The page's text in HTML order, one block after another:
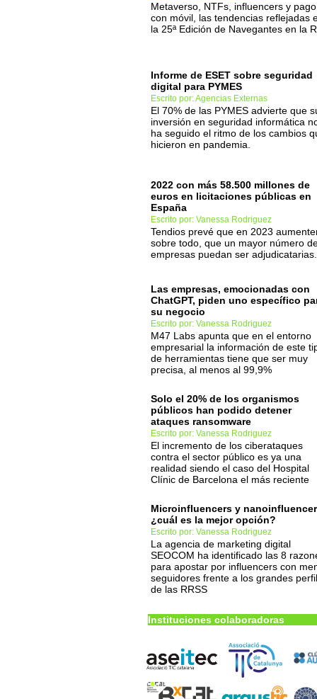
Metaverso, NTFs, influencers y pago
con móvil, las tendencias reflejadas
la 25ª Edición de Navegantes en la
Informe de ESET sobre seguridad
digital para PYMES
Escrito por: Agencias Externas
El 70% de las PYMES advierte que
inversión en seguridad informática
ha seguido el ritmo de los cambios
hicieron en pandemia.
2022 con más 58.500 millones de
euros en licitaciones públicas en
España
Escrito por: Vanessa Rodriguez
Tendios prevé que en 2023
sobre todo, que un mayor número
empresas puedan ser adjudicatarias.
Las empresas, emocionadas con
ChatGPT, piden uno específico
su negocio
Escrito por: Vanessa Rodriguez
M47 Labs apunta que en el entorno
empresarial la información de este
de herramientas tiene que ser muy
precisa, al menos al 99,9%
Solo el 20% de los organismos
públicos han podido detener
ataques ransomware
Escrito por: Vanessa Rodriguez
El incremento de los ciberataques
contra el sector público es ya una
realidad siendo el caso del Hospital
Clínic de Barcelona el más reciente
Microinfluencers y
¿cuál es la mejor opción?
Escrito por: Vanessa Rodriguez
La agencia de marketing digital
SEOCOM ha identificado las 8
para apostar por influencers con
seguidores frente a los grandes
de las RRSS
Instituciones colaboradoras